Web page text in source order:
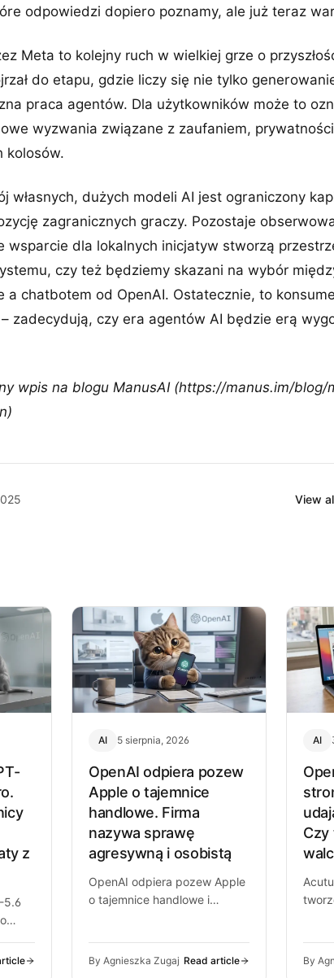
odpowiedzi dopiero poznamy, ale już teraz
Meta to kolejny ruch w wielkiej grze o
do etapu, gdzie liczy się nie tylko
praca agentów. Dla użytkowników może to
wyzwania związane z zaufaniem,
kolosów.
własnych, dużych modeli AI jest ograniczony
zagranicznych graczy. Pozostaje
wsparcie dla lokalnych inicjatyw stworzą
czy też będziemy skazani na wybór
a chatbotem od OpenAI. Ostatecznie, to
zadecydują, czy era agentów AI będzie erą
wpis na blogu ManusAI (https://manus.im/
View
z
5.6
się
AI 5 sierpnia, 2026
OpenAI odpiera pozew
Apple o tajemnice
handlowe. Firma
nazywa sprawę
agresywną i osobistą
OpenAI odpiera pozew Apple
o tajemnice handlowe i
By Agnieszka Zugaj Read article
AI
Czy
By